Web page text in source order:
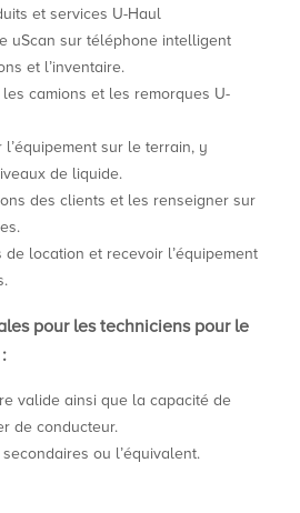
et services U-Haul
uScan sur téléphone intelligent
et l’inventaire.
camions et les remorques U-
sur le terrain, y
de liquide.
des clients et les renseigner sur
location et recevoir l’équipement
pour les techniciens pour le
:
valide ainsi que la capacité de
de conducteur.
ou l’équivalent.